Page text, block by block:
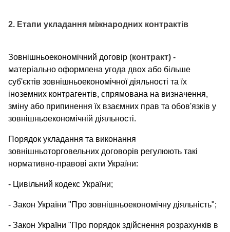
2. Етапи укладання міжнародних контрактів
Зовнішньоекономічний договір (контракт) -
матеріально оформлена угода двох або більше
суб'єктів зовнішньоекономічної діяльності та їх
іноземних контрагентів, спрямована на визначення,
зміну або припинення їх взаємних прав та обов'язків у
зовнішньоекономічній діяльності.
Порядок укладання та виконання
зовнішньоторговельних договорів регулюють такі
нормативно-правові акти України:
- Цивільний кодекс України;
- Закон України "Про зовнішньоекономічну діяльність";
- Закон України "Про порядок здійснення розрахунків в